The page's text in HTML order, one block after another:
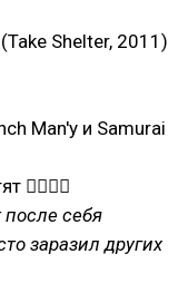
Shelter, 2011)
Man'у и Samurai
себя
заразил других